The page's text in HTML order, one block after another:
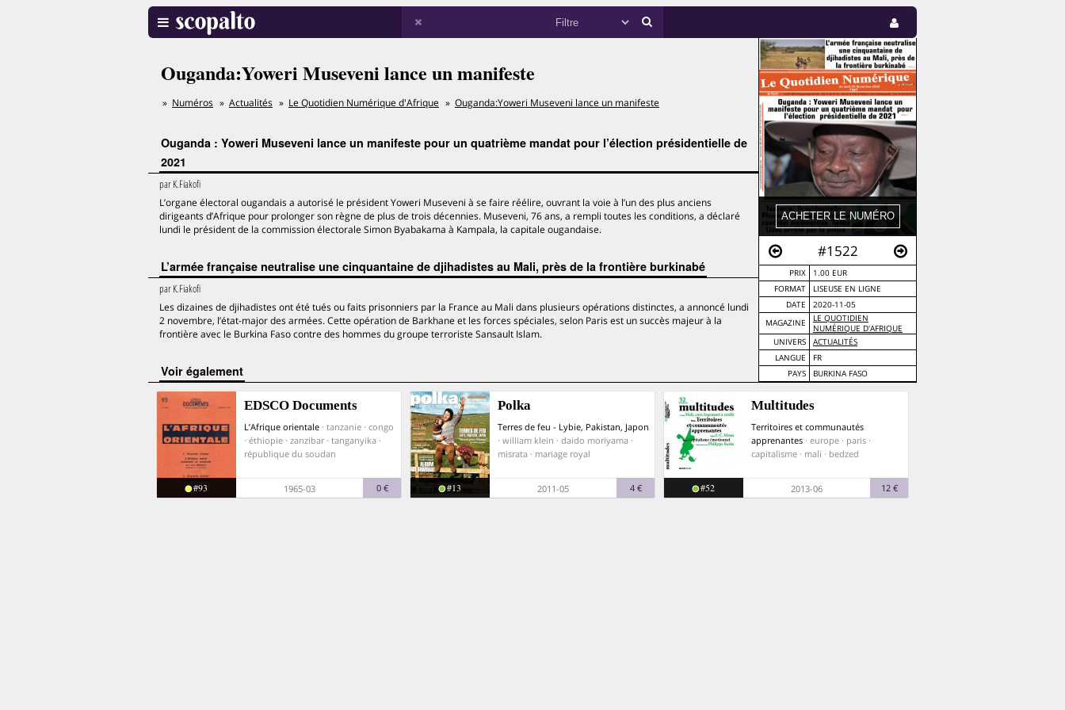
#1522
PRIX
1.00 EUR
FORMAT
LISEUSE EN LIGNE
DATE
2020-11-05
MAGAZINE
LE QUOTIDIEN
NUMÉRIQUE D'AFRIQUE
UNIVERS
ACTUALITÉS
LANGUE
FR
PAYS
BURKINA FASO
Ouganda:Yoweri Museveni lance un manifeste
Numéros Actualités Le Quotidien Numérique d'Afrique Ouganda:Yoweri Museveni lance un manifeste
Ouganda : Yoweri Museveni lance un manifeste pour un quatrième mandat pour l’élection présidentielle de
2021
parK.Fiakofi
L’organe électoral ougandais a autorisé le président Yoweri Museveni à se faire réélire, ouvrant la voie à l’un des plus anciens
dirigeants d’Afrique pour prolonger son règne de plus de trois décennies. Museveni, 76 ans, a rempli toutes les conditions, a déclaré
lundi le président de la commission électorale Simon Byabakama à Kampala, la capitale ougandaise.
L’armée française neutralise une cinquantaine de djihadistes au Mali, près de la frontière burkinabé
parK.Fiakofi
Les dizaines de djihadistes ont été tués ou faits prisonniers par la France au Mali dans plusieurs opérations distinctes, a annoncé lundi
2 novembre, l’état-major des armées. Cette opération de Barkhane et les forces spéciales, selon Paris est un succès majeur à la
frontière avec le Burkina Faso contre des hommes du groupe terroriste Sansault Islam.
voir également
EDSCO Documents
L’Afrique orientale · tanzanie · congo
· éthiopie · zanzibar · tanganyika ·
république du soudan
#93 1965-03 0 €
Polka
Terres de feu - Lybie, Pakistan, Japon
· william klein · daido moriyama ·
misrata · mariage royal
#13 2011-05 4 €
Multitudes
Territoires et communautés
apprenantes · europe · paris ·
capitalisme · mali · bedzed
#52 2013-06 12 €